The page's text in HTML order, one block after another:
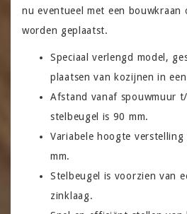
nu eventueel met een bouwkraan
worden geplaatst.
Speciaal verlengd model,
plaatsen van kozijnen in
Afstand vanaf spouwmuur
stelbeugel is 90 mm.
Variabele hoogte
mm.
Stelbeugel is voorzien van
zinklaag.